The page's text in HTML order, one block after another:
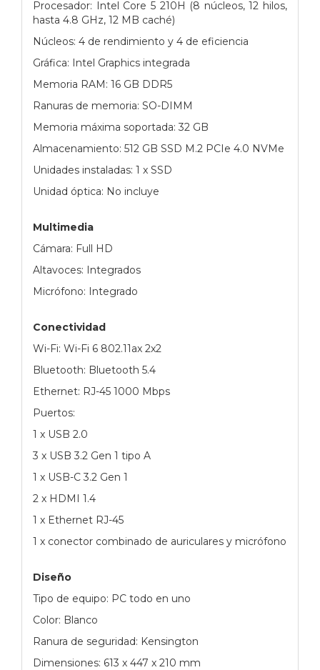
Procesador: Intel Core 5 210H (8 núcleos, 12 hilos,
hasta 4.8 GHz, 12 MB caché)
Núcleos: 4 de rendimiento y 4 de eficiencia
Gráfica: Intel Graphics integrada
Memoria RAM: 16 GB DDR5
Ranuras de memoria: SO-DIMM
Memoria máxima soportada: 32 GB
Almacenamiento: 512 GB SSD M.2 PCIe 4.0 NVMe
Unidades instaladas: 1 x SSD
Unidad óptica: No incluye
Multimedia
Cámara: Full HD
Altavoces: Integrados
Micrófono: Integrado
Conectividad
Wi-Fi: Wi-Fi 6 802.11ax 2x2
Bluetooth: Bluetooth 5.4
Ethernet: RJ-45 1000 Mbps
Puertos:
1 x USB 2.0
3 x USB 3.2 Gen 1 tipo A
1 x USB-C 3.2 Gen 1
2 x HDMI 1.4
1 x Ethernet RJ-45
1 x conector combinado de auriculares y micrófono
Diseño
Tipo de equipo: PC todo en uno
Color: Blanco
Ranura de seguridad: Kensington
Dimensiones: 613 x 447 x 210 mm